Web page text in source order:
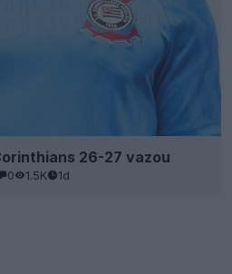
26-27 vazou
0 1.5K 1d